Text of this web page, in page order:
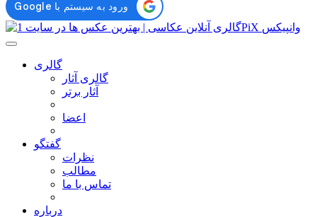
گالری
گالری آثار
آثار برتر
اعضا
گفتگو
نظرات
مطالب
تماس با ما
درباره